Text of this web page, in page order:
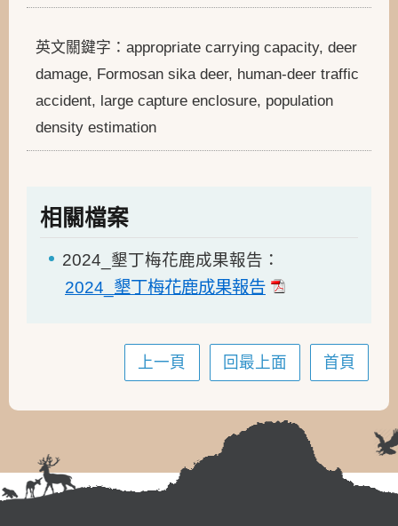
英文關鍵字：appropriate carrying capacity, deer
damage, Formosan sika deer, human-deer traffic
accident, large capture enclosure, population
density estimation
相關檔案
2024_墾丁梅花鹿成果報告：
2024_墾丁梅花鹿成果報告
上一頁 回最上面 首頁